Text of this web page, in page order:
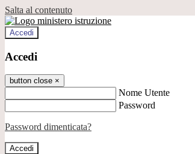
Salta al contenuto
Accedi
Accedi
button close ×
Nome Utente
Password
Password dimenticata?